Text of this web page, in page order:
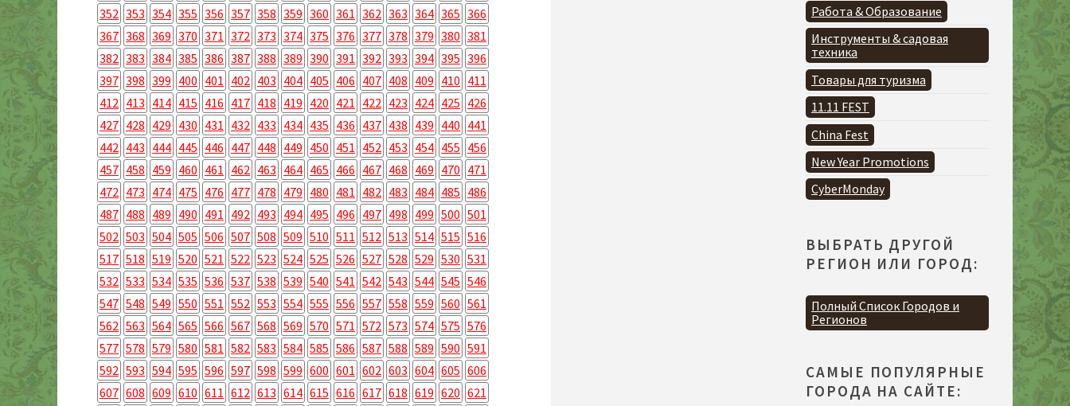
352 353 354 355 356 357 358 359 360 361 362 363 364 365 366
367 368 369 370 371 372 373 374 375 376 377 378 379 380 381
382 383 384 385 386 387 388 389 390 391 392 393 394 395 396
397 398 399 400 401 402 403 404 405 406 407 408 409 410 411
412 413 414 415 416 417 418 419 420 421 422 423 424 425 426
427 428 429 430 431 432 433 434 435 436 437 438 439 440 441
442 443 444 445 446 447 448 449 450 451 452 453 454 455 456
457 458 459 460 461 462 463 464 465 466 467 468 469 470 471
472 473 474 475 476 477 478 479 480 481 482 483 484 485 486
487 488 489 490 491 492 493 494 495 496 497 498 499 500 501
502 503 504 505 506 507 508 509 510 511 512 513 514 515 516
517 518 519 520 521 522 523 524 525 526 527 528 529 530 531
532 533 534 535 536 537 538 539 540 541 542 543 544 545 546
547 548 549 550 551 552 553 554 555 556 557 558 559 560 561
562 563 564 565 566 567 568 569 570 571 572 573 574 575 576
577 578 579 580 581 582 583 584 585 586 587 588 589 590 591
592 593 594 595 596 597 598 599 600 601 602 603 604 605 606
607 608 609 610 611 612 613 614 615 616 617 618 619 620 621
Работа & Образование
Инструменты & садовая
техника
Товары для туризма
11.11 FEST
China Fest
New Year Promotions
CyberMonday
ВЫБРАТЬ ДРУГОЙ
РЕГИОН ИЛИ ГОРОД:
Полный Список Городов и
Регионов
САМЫЕ ПОПУЛЯРНЫЕ
ГОРОДА НА САЙТЕ: